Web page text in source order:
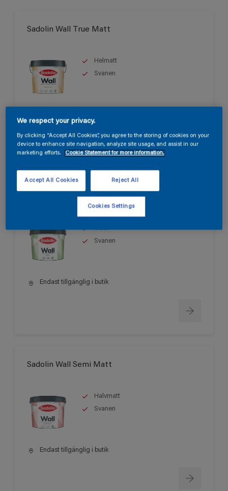
Sadolin Wall True Matt
Helmatt
Svanen
Sadolin Wall Matt
Matt
Svanen
Endast tillgänglig i butik
Sadolin Wall Semi Matt
Halvmatt
Svanen
Endast tillgänglig i butik
We respect your privacy.
By clicking “Accept All Cookies”, you agree to the storing of cookies on your
device to enhance site navigation, analyze site usage, and assist in our
marketing efforts.
Cookie Statement for more information.
Reject All
Accept All Cookies
Cookies Settings